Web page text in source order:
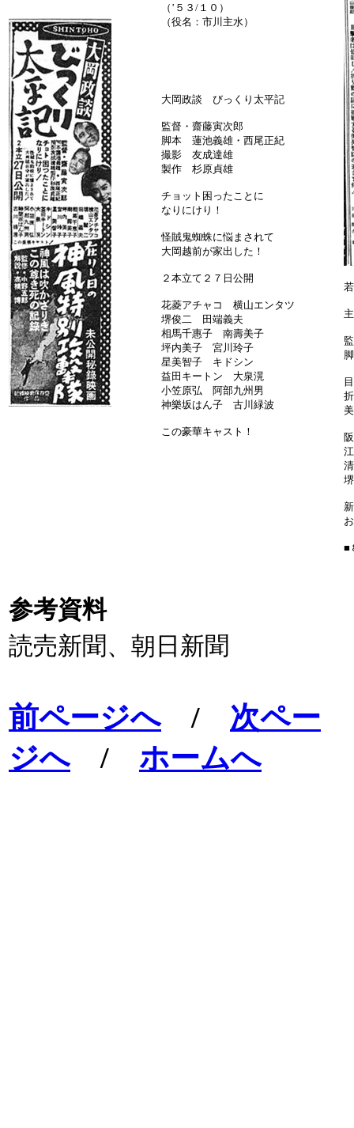
（’５３/１０）
（役名：市川主水）
大岡政談 びっくり太平記
監督・齋藤寅次郎
脚本 蓮池義雄・西尾正紀
撮影 友成達雄
製作 杉原貞雄
チョット困ったことに
なりにけり！
怪賊鬼蜘蛛に悩まされて
大岡越前が家出した！
２本立て２７日公開
花菱アチャコ 横山エンタツ
堺俊二 田端義夫
相馬千惠子 南壽美子
坪内美子 宮川玲子
星美智子 キドシン
益田キートン 大泉滉
小笠原弘 阿部九州男
神樂坂はん子 古川緑波
この豪華キャスト！
■
参考資料
読売新聞、朝日新聞
前ページへ/ 次ペー
ジへ/ ホームへ